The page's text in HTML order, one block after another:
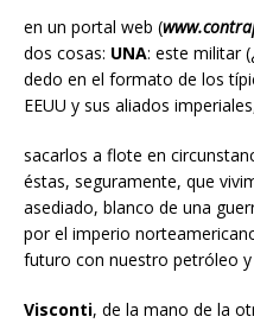
en un portal web (
dos cosas: UNA: este militar
dedo en el formato de los
EEUU y sus aliados
sacarlos a flote en
éstas, seguramente, que
asediado, blanco de una
por el imperio
futuro con nuestro petróleo y
Visconti, de la mano de la